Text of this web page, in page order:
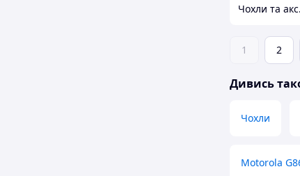
1 2
Дивись
Чохли
Motorola